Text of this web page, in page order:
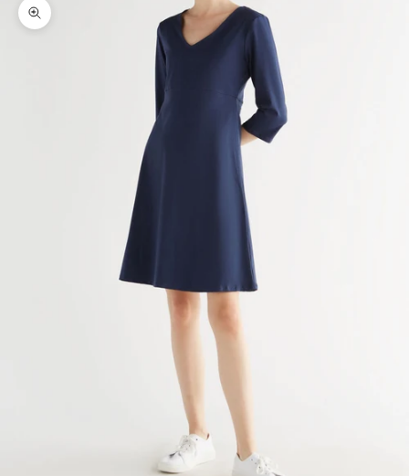
Bild vergrößern